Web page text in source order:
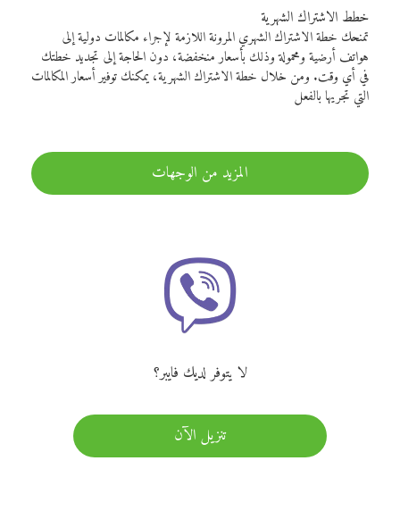
خطط الاشتراك الشهرية
تمنحك خطة الاشتراك الشهري المرونة اللازمة لإجراء مكالمات دولية إلى
هواتف أرضية ومحمولة وذلك بأسعار منخفضة، دون الحاجة إلى تجديد خطتك
في أي وقت. ومن خلال خطة الاشتراك الشهرية، يمكنك توفير أسعار المكالمات
التي تجريها بالفعل
المزيد من الوجهات
لا يتوفر لديك فايبر؟
تنزيل الآن